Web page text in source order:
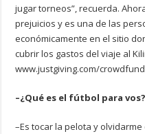
jugar torneos”, recuerda.
prejuicios y es una de las
económicamente en el sitio
cubrir los gastos del viaje al
www.justgiving.com/
–¿Qué es el fútbol para vos?
–Es tocar la pelota y